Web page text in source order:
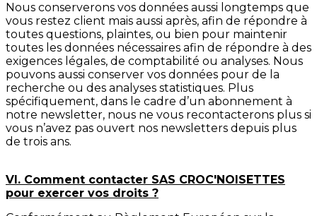
Nous conserverons vos données aussi longtemps que
vous restez client mais aussi après, afin de répondre à
toutes questions, plaintes, ou bien pour maintenir
toutes les données nécessaires afin de répondre à des
exigences légales, de comptabilité ou analyses. Nous
pouvons aussi conserver vos données pour de la
recherche ou des analyses statistiques. Plus
spécifiquement, dans le cadre d’un abonnement à
notre newsletter, nous ne vous recontacterons plus si
vous n’avez pas ouvert nos newsletters depuis plus
de trois ans.
VI. Comment contacter SAS CROC'NOISETTES
pour exercer vos droits ?